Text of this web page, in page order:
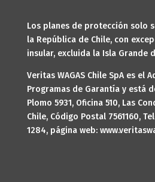
Los planes de protección solo
la República de Chile, con
insular, excluida la Isla Grande
Veritas WAGAS Chile SpA es el
Programas de Garantía y está
Plomo 5931, Oficina 510, Las
Chile, Código Postal 7561160,
1284, página web: